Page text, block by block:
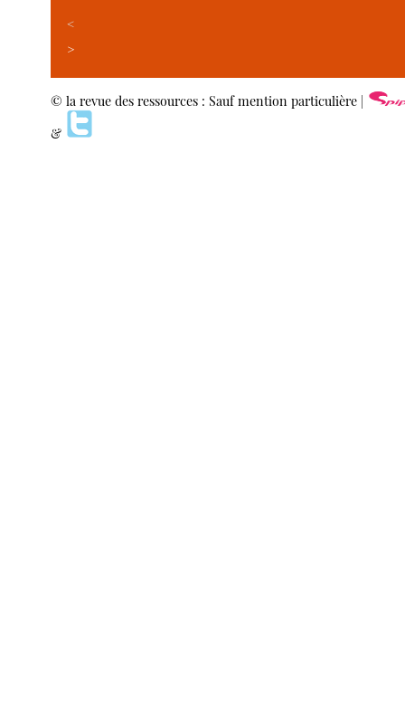
<
>
© la revue des ressources : Sauf mention particulière |
&